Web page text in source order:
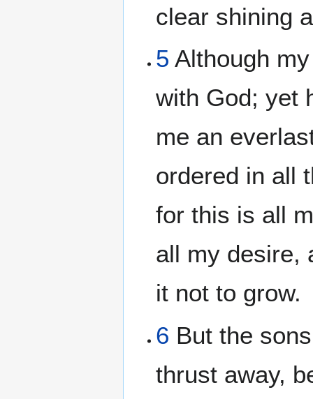
clear shining
5 Although
with God; yet
me an
ordered in all
for this is all
all my desire,
it not to grow.
6 But the
thrust away,